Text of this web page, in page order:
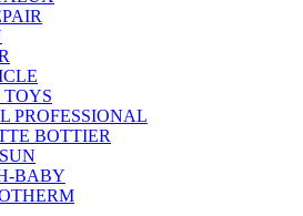
TOYS
PROFESSIONAL
BOTTIER
BABY